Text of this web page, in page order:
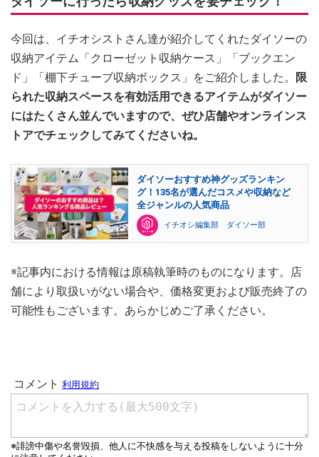
今回は、イチオシストさん達が紹介してくれたダイソーの
収納アイテム「クローゼット収納ケース」「ブックエン
ド」「棚下チューブ収納ボックス」をご紹介しました。
限
られた収納スペースを有効活用できるアイテムがダイソー
にはたくさん並んでいますので、ぜひ店舗やオンラインス
トアでチェックしてみてくださいね。
ダイソーおすすめ神グッズランキン
グ！135名が選んだコスメや収納など
全ジャンルの人気商品
イチオシ編集部 ダイソー部
※記事内における情報は原稿執筆時のものになります。店
舗により取扱いがない場合や、価格変更および販売終了の
可能性もございます。あらかじめご了承ください。